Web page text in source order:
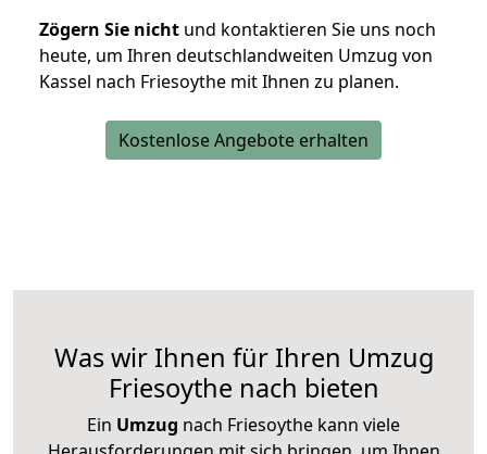
Zögern Sie nicht und kontaktieren Sie uns noch
heute, um Ihren deutschlandweiten Umzug von
Kassel nach Friesoythe mit Ihnen zu planen.
Kostenlose Angebote erhalten
Was wir Ihnen für Ihren Umzug
Friesoythe nach bieten
Ein Umzug nach Friesoythe kann viele